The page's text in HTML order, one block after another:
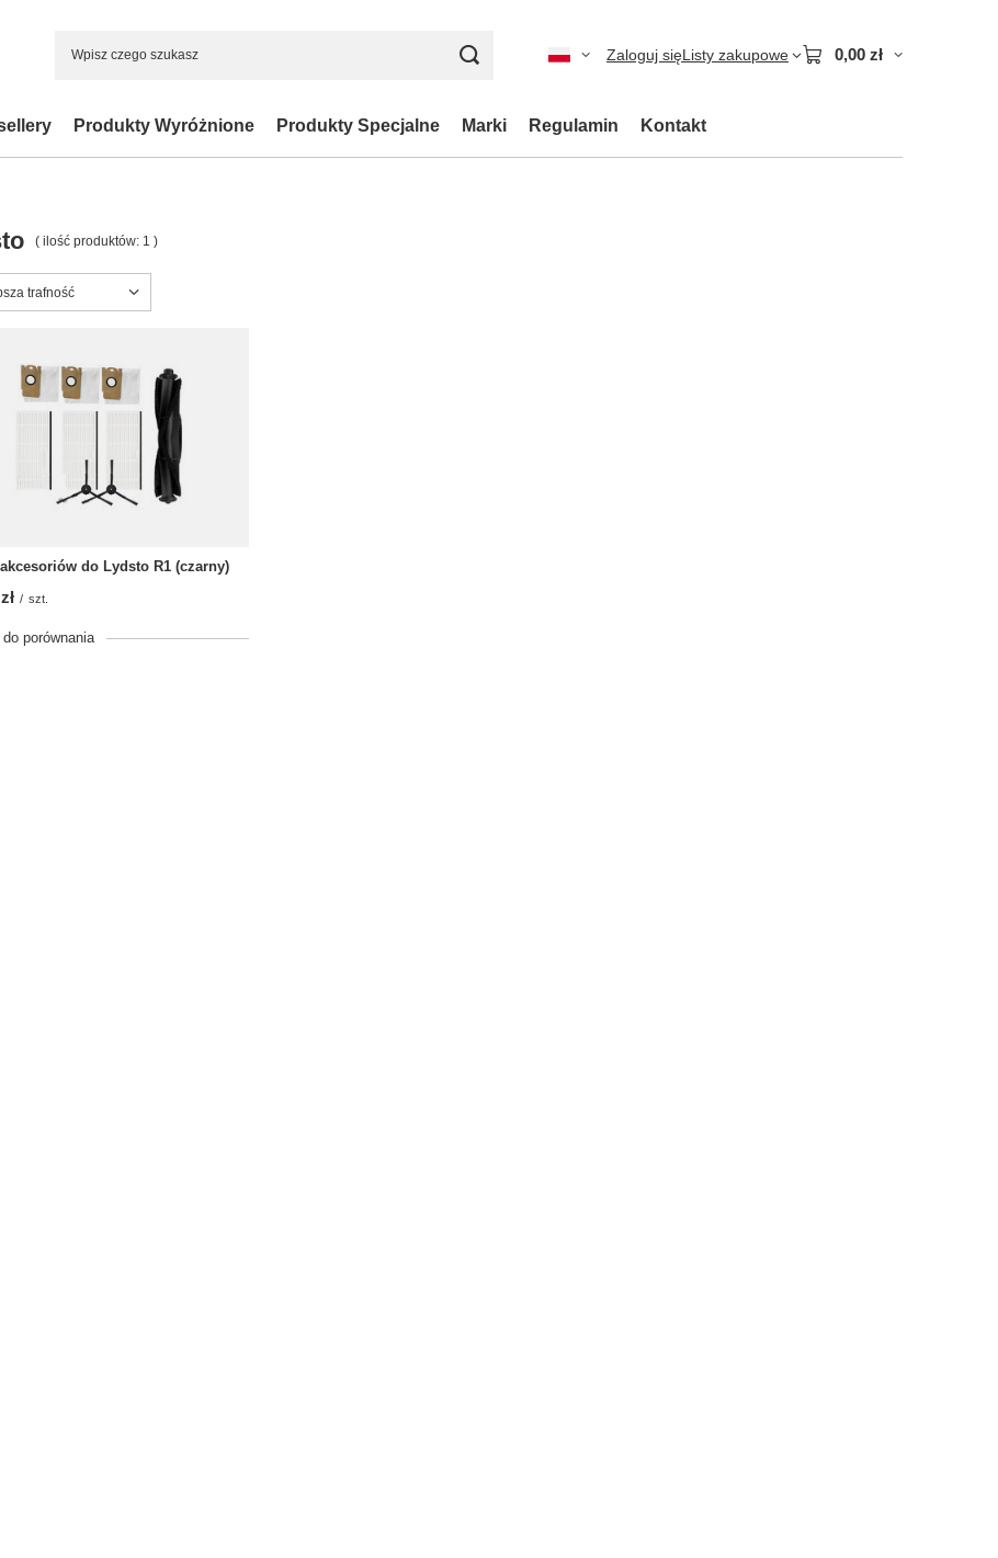
Zaloguj sięListy zakupowe 0,00 zł
Produkty Wyróżnione Produkty Specjalne Marki Regulamin Kontakt
( ilość produktów: 1 )
sortowanie
trafność
do Lydsto R1 (czarny)
/ szt.
porównania